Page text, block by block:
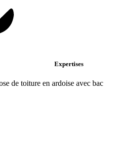
Expertises
de toiture en ardoise avec bac